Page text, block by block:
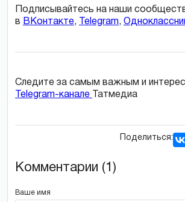
Подписывайтесь на наши
в ВКонтакте, Telegram,
Следите за самым важным и
Telegram-канале
Татмедиа
Поделиться:
Комментарии (1)
Ваше имя